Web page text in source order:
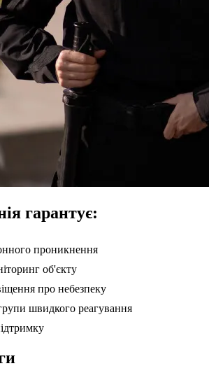
гарантує:
проникнення
об'єкту
про небезпеку
швидкого реагування